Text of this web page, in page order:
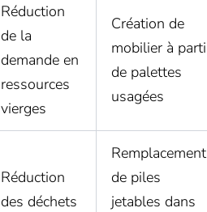
Réduction
de la
demande en
ressources
vierges
Création de
mobilier à
de palettes
usagées
Réduction
des déchets
Remplacement
de piles
jetables dans